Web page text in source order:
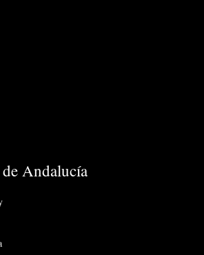
Andalucía